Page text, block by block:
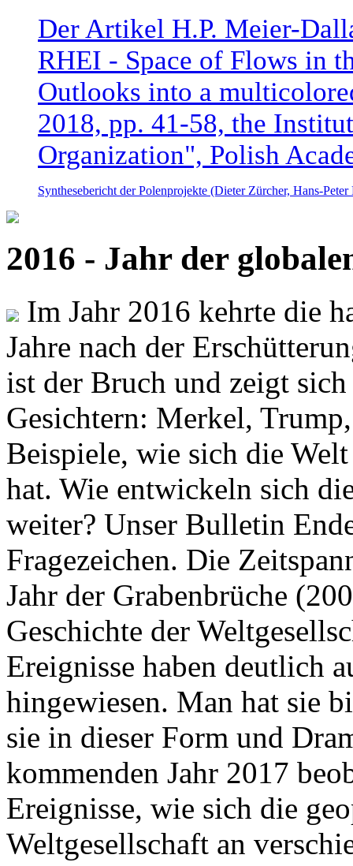
Der Artikel H.P. Meier-
RHEI - Space of Flows in
Outlooks into a
2018, pp. 41-58, the
Organization", Polish
Synthesebericht der Polenprojekte (Dieter Zürcher, Hans-
2016 - Jahr der
Im Jahr 2016 kehrte die
Jahre nach der
ist der Bruch und zeigt
Gesichtern: Merkel,
Beispiele, wie sich die
hat. Wie entwickeln sich
weiter? Unser Bulletin
Fragezeichen. Die
Jahr der Grabenbrüche
Geschichte der
Ereignisse haben deutlich
hingewiesen. Man hat sie
sie in dieser Form und
kommenden Jahr 2017
Ereignisse, wie sich die
Weltgesellschaft an